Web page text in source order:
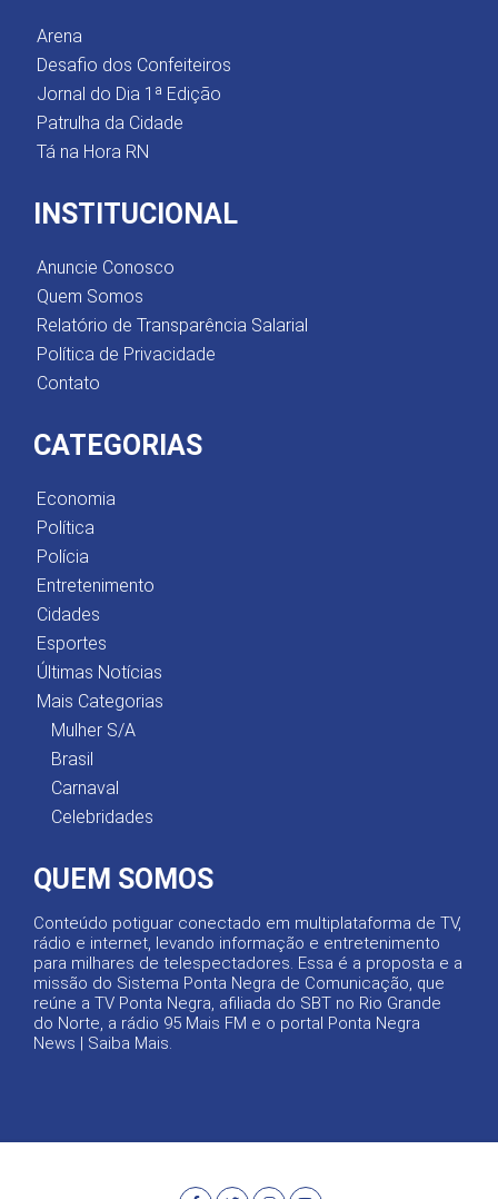
Arena
Desafio dos Confeiteiros
Jornal do Dia 1ª Edição
Patrulha da Cidade
Tá na Hora RN
INSTITUCIONAL
Anuncie Conosco
Quem Somos
Relatório de Transparência Salarial
Política de Privacidade
Contato
CATEGORIAS
Economia
Política
Polícia
Entretenimento
Cidades
Esportes
Últimas Notícias
Mais Categorias
Mulher S/A
Brasil
Carnaval
Celebridades
QUEM SOMOS
Conteúdo potiguar conectado em multiplataforma de TV,
rádio e internet, levando informação e entretenimento
para milhares de telespectadores. Essa é a proposta e a
missão do Sistema Ponta Negra de Comunicação, que
reúne a TV Ponta Negra, afiliada do SBT no Rio Grande
do Norte, a rádio 95 Mais FM e o portal Ponta Negra
News | Saiba Mais.